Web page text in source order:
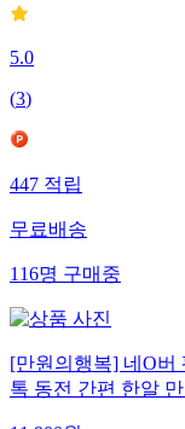
5.0
(3)
447적립
무료배송
116명구매중
[만원의행복] 네O버
톡 동전 간편 한알